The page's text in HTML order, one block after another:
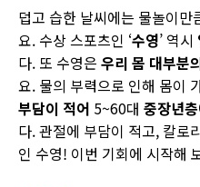
덥고 습한 날씨에는 물놀이
요. 수상 스포츠인 ‘수영’ 역시
다. 또 수영은 우리 몸 대부분
요. 물의 부력으로 인해 몸이
부담이 적어 5~60대 중장년
다. 관절에 부담이 적고, 칼로
인 수영! 이번 기회에 시작해